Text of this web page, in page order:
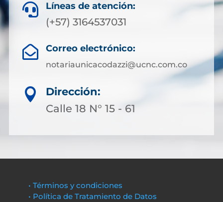
 Líneas de atención:
(+57) 3164537031
 Correo electrónico:
notariaunicacodazzi@ucnc.com.co

Dirección:
Calle 18 N° 15 - 61
• Términos y condiciones
• Política de Tratamiento de Datos